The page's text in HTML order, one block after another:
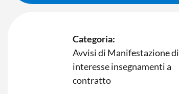
Categoria:
Avvisi di Manifestazione di
interesse insegnamenti a
contratto